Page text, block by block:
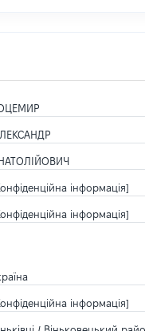
інформація]
інформація]
інформація]